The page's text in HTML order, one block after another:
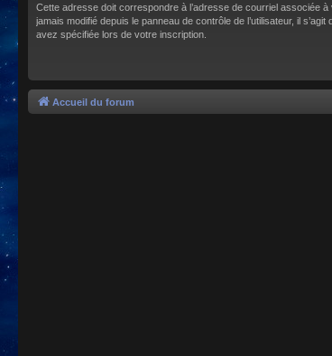
Cette adresse doit correspondre à l’adresse de courriel associée à
jamais modifié depuis le panneau de contrôle de l’utilisateur, il
avez spécifiée lors de votre inscription.
Accueil du forum